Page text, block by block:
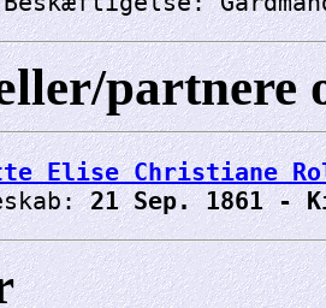
partnere
Elise Christiane
21 Sep. 1861 -